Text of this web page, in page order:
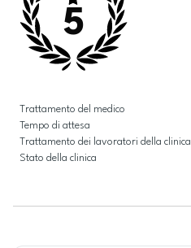
5
Trattamento del medico
Tempo di attesa
Trattamento dei lavoratori della clinica
Stato della clinica